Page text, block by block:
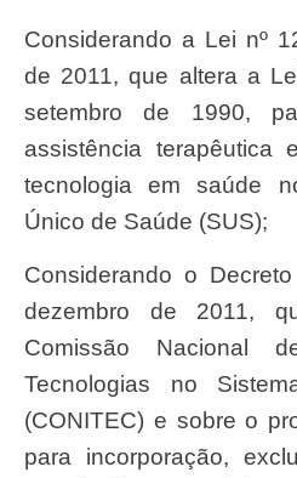
Considerando a Lei nº 12.401, de 28 de abril
de 2011, que altera a
setembro de 1990,
assistência terapêutica
tecnologia em saúde
Único de Saúde (SUS);
Considerando o Decreto nº 7.646, de 21 de
dezembro de 2011,
Comissão Nacional
Tecnologias no
(CONITEC) e sobre o
para incorporação,